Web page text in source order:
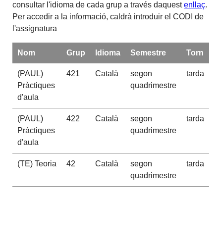
consultar l'idioma de cada grup a través daquestenllaç.
Per accedir a la informació, caldrà introduir el CODI de
l'assignatura
Nom Grup Idioma Semestre Torn
(PAUL)
Pràctiques
d'aula
421 Català
segon
quadrimestre
tarda
(PAUL)
Pràctiques
d'aula
422 Català
segon
quadrimestre
tarda
(TE) Teoria 42 Català
segon
quadrimestre
tarda